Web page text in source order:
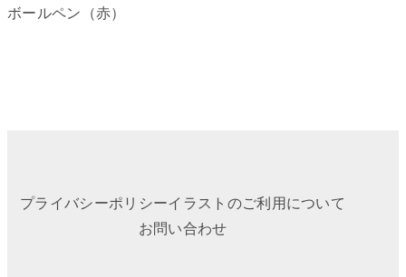
ボールペン（赤）
プライバシーポリシーイラストのご利用について
お問い合わせ